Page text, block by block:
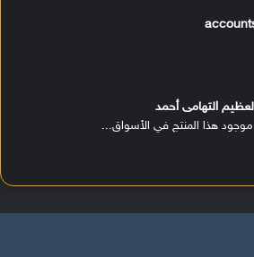
التهامى أحمد
هذا المنتج في الأسواق...